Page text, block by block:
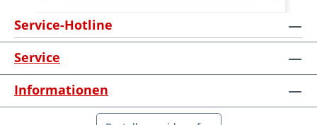
Sport/GT1000, Monster from 2002,
Monster 696/ 1100, Multistrada,
Streetfighter, Scrambler 800, Diavel,
Hypermotard u.v.m. Nicht passend für
Panigale V4 · Gefertigt aus hochfestem
Aluminium 7075 T6 · hochwertig titan
Service-Hotline
Service
Informationen